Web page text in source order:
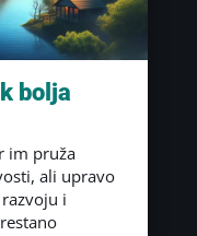
bolja
im pruža
ali upravo
i